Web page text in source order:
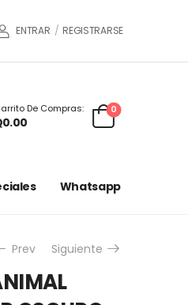
ENTRAR / REGISTRARSE
De Compras:
0.00
0
Whatsapp
Prev Siguiente